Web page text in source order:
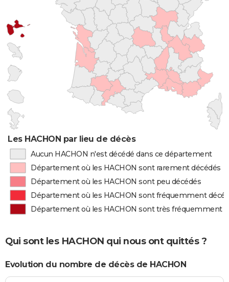
Les HACHON par lieu de décès
Aucun HACHON n'est décédé dans ce département
Département où les HACHON sont rarement décédés
Département où les HACHON sont peu décédés
Département où les HACHON sont fréquemment
Département où les HACHON sont très fréquemment
Qui sont les HACHON qui nous ont quittés ?
Evolution du nombre de décès de HACHON